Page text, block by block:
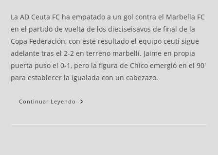
La AD Ceuta FC ha empatado a un gol contra el Marbella FC
en el partido de vuelta de los dieciseisavos de final de la
Copa Federación, con este resultado el equipo ceutí sigue
adelante tras el 2-2 en terreno marbellí. Jaime en propia
puerta puso el 0-1, pero la figura de Chico emergió en el 90'
para establecer la igualada con un cabezazo.
Continuar Leyendo